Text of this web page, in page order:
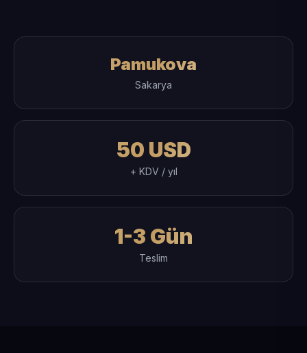
Pamukova
Sakarya
50 USD
+ KDV / yıl
1-3 Gün
Teslim